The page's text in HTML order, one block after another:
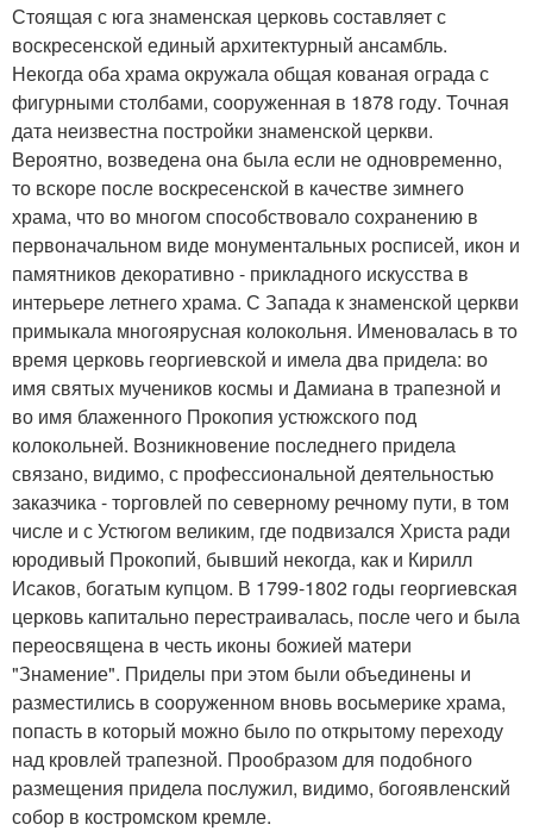
Стоящая с юга знаменская церковь составляет с
воскресенской единый архитектурный ансамбль.
Некогда оба храма окружала общая кованая ограда с
фигурными столбами, сооруженная в 1878 году. Точная
дата неизвестна постройки знаменской церкви.
Вероятно, возведена она была если не одновременно,
то вскоре после воскресенской в качестве зимнего
храма, что во многом способствовало сохранению в
первоначальном виде монументальных росписей, икон и
памятников декоративно - прикладного искусства в
интерьере летнего храма. С Запада к знаменской церкви
примыкала многоярусная колокольня. Именовалась в то
время церковь георгиевской и имела два придела: во
имя святых мучеников космы и Дамиана в трапезной и
во имя блаженного Прокопия устюжского под
колокольней. Возникновение последнего придела
связано, видимо, с профессиональной деятельностью
заказчика - торговлей по северному речному пути, в том
числе и с Устюгом великим, где подвизался Христа ради
юродивый Прокопий, бывший некогда, как и Кирилл
Исаков, богатым купцом. В 1799-1802 годы георгиевская
церковь капитально перестраивалась, после чего и была
переосвящена в честь иконы божией матери
"Знамение". Приделы при этом были объединены и
разместились в сооруженном вновь восьмерике храма,
попасть в который можно было по открытому переходу
над кровлей трапезной. Прообразом для подобного
размещения придела послужил, видимо, богоявленский
собор в костромском кремле.